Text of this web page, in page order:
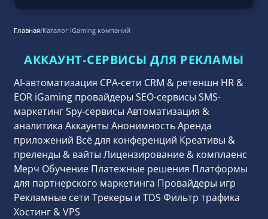
Главная/Каталог iGaming компаний
АККАУНТ‑СЕРВИСЫ ДЛЯ РЕКЛАМЫ
AI-автоматизация CPA-сети CRM & ретеншн HR &
EOR iGaming провайдеры SEO-сервисы SMS-
маркетингSpy-сервисы Автоматизация &
аналитика Аккаунты АнонимностьАренда
приложений Всё для конференций Креативы &
преленды & вайты Лицензирование & комплаенс
Мерч Обучение Платежные решения Платформы
для партнерского маркетинга Провайдеры игр
Рекламные сети Трекеры и TDS Фильтр трафика
Хостинг & VPS